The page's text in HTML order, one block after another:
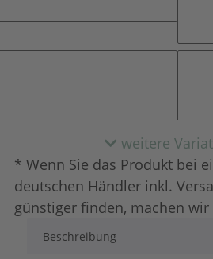
lackiert
+ 207,00 €
weitere
* Wenn Sie das Produkt bei
deutschen Händler inkl.
günstiger finden, machen
Beschreibung